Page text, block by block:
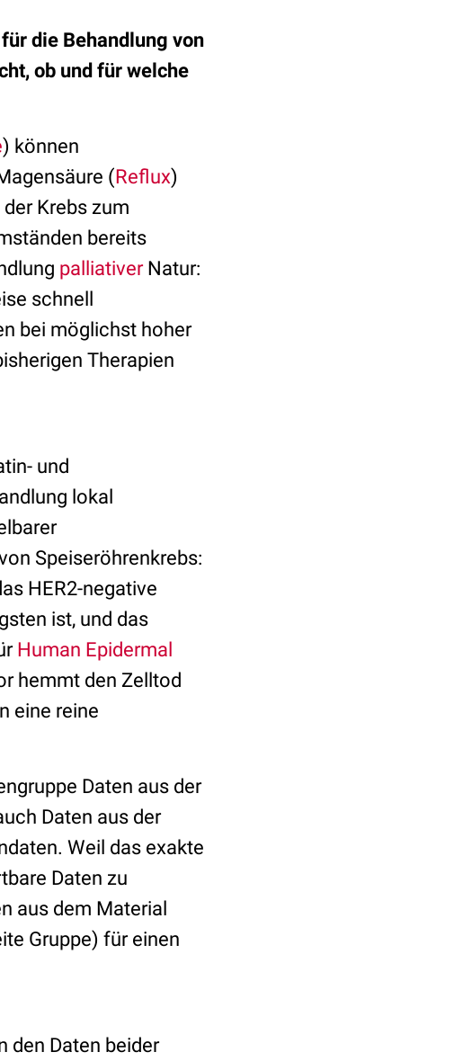
die Behandlung von
ob und für welche
) können
(Reflux)
Krebs zum
bereits
palliativerNatur:
schnell
bei möglichst hoher
Therapien
und
lokal
Speiseröhrenkrebs:
HER2-negative
ist, und das
Human Epidermal
hemmt den Zelltod
eine reine
Daten aus der
Daten aus der
Weil das exakte
Daten zu
aus dem Material
Gruppe) für einen
den Daten beider